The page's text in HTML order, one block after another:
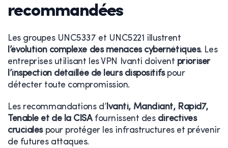
recommandées
Les groupes UNC5337 et UNC5221 illustrent
l’évolution complexe des menaces cybernétiques. Les
entreprises utilisant les VPN Ivanti doivent prioriser
l’inspection détaillée de leurs dispositifspour
détecter toute compromission.
Les recommandations d’Ivanti, Mandiant, Rapid7,
Tenable et de la CISAfournissent des directives
crucialespour protéger les infrastructures et prévenir
de futures attaques.